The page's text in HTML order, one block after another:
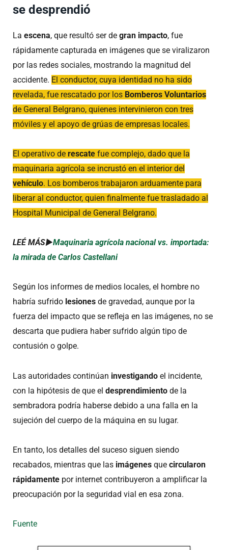
se desprendió
La escena, que resultó ser de gran impacto, fue
rápidamente capturada en imágenes que se viralizaron
por las redes sociales, mostrando la magnitud del
accidente. El conductor, cuya identidad no ha sido
revelada, fue rescatado por los Bomberos Voluntarios
de General Belgrano, quienes intervinieron con tres
móviles y el apoyo de grúas de empresas locales.
El operativo de rescate fue complejo, dado que la
maquinaria agrícola se incrustó en el interior del
vehículo. Los bomberos trabajaron arduamente para
liberar al conductor, quien finalmente fue trasladado al
Hospital Municipal de General Belgrano.
LEÉ MÁS►Maquinaria agrícola nacional vs. importada:
la mirada de Carlos Castellani
Según los informes de medios locales, el hombre no
habría sufrido lesiones de gravedad, aunque por la
fuerza del impacto que se refleja en las imágenes, no se
descarta que pudiera haber sufrido algún tipo de
contusión o golpe.
Las autoridades continúan investigando el incidente,
con la hipótesis de que el desprendimiento de la
sembradora podría haberse debido a una falla en la
sujeción del cuerpo de la máquina en su lugar.
En tanto, los detalles del suceso siguen siendo
recabados, mientras que las imágenes que circularon
rápidamente por internet contribuyeron a amplificar la
preocupación por la seguridad vial en esa zona.
Fuente